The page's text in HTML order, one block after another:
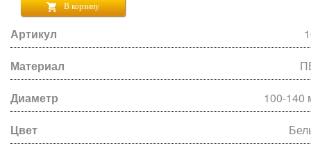
В корзину
Артикул
Материал
Диаметр
100-140
Цвет